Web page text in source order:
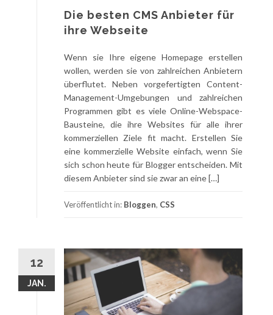
Die besten CMS Anbieter für
ihre Webseite
Wenn sie Ihre eigene Homepage erstellen
wollen, werden sie von zahlreichen Anbietern
überflutet. Neben vorgefertigten Content-
Management-Umgebungen und zahlreichen
Programmen gibt es viele Online-Webspace-
Bausteine, die ihre Websites für alle ihrer
kommerziellen Ziele fit macht. Erstellen Sie
eine kommerzielle Website einfach, wenn Sie
sich schon heute für Blogger entscheiden. Mit
diesem Anbieter sind sie zwar an eine […]
Veröffentlicht in: Bloggen, CSS
12
JAN.